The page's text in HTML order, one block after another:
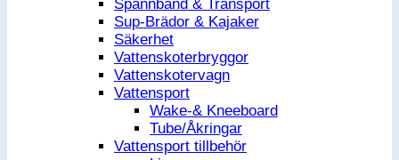
Spännband & Transport
Sup-Brädor & Kajaker
Säkerhet
Vattenskoterbryggor
Vattenskotervagn
Vattensport
Wake-& Kneeboard
Tube/Åkringar
Vattensport tillbehör